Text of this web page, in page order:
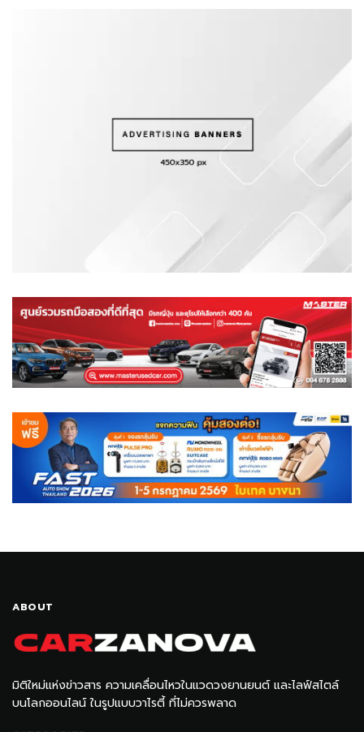
ABOUT
มิติใหม่แห่งข่าวสาร ความเคลื่อนไหวในแวดวงยานยนต์ และไลฟ์สไตล์
บนโลกออนไลน์ ในรูปแบบวาไรตี้ ที่ไม่ควรพลาด